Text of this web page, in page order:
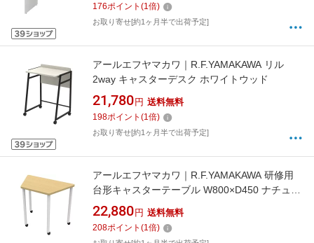
176ポイント (1倍)
お取り寄せ[約1ヶ月半で出荷予定]
アールエフヤマカワ｜R.F.YAMAKAWA リル
2way キャスターデスク ホワイトウッド
21,780 円 送料無料
198ポイント (1倍)
お取り寄せ[約1ヶ月半で出荷予定]
アールエフヤマカワ｜R.F.YAMAKAWA 研修用
台形キャスターテーブル W800×D450 ナチュラ
ル
22,880 円 送料無料
208ポイント (1倍)